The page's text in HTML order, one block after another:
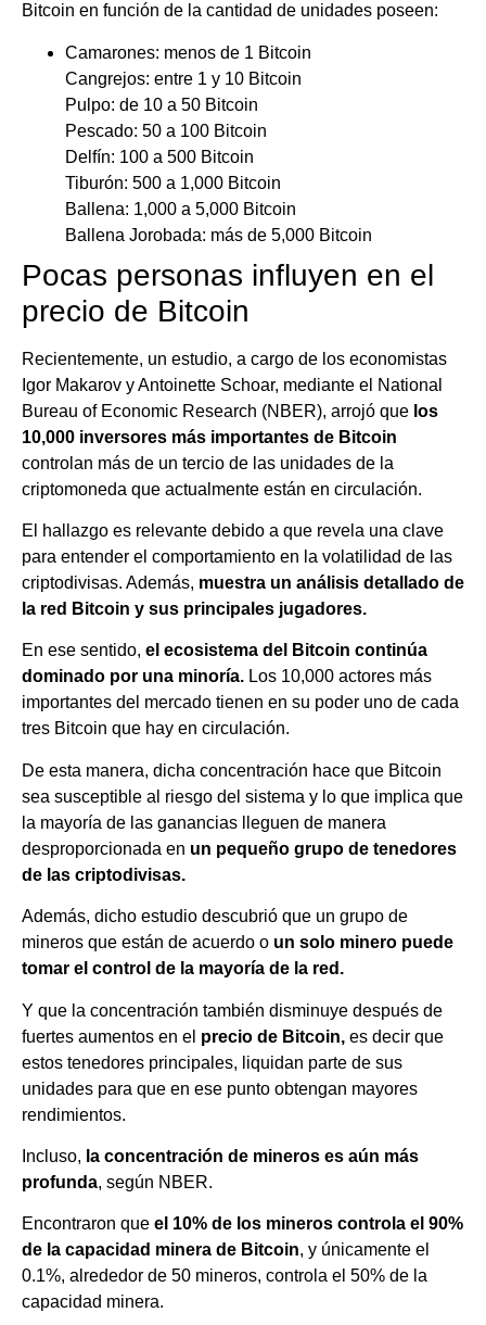
Bitcoin en función de la cantidad de unidades poseen:
Camarones: menos de 1 Bitcoin
Cangrejos: entre 1 y 10 Bitcoin
Pulpo: de 10 a 50 Bitcoin
Pescado: 50 a 100 Bitcoin
Delfín: 100 a 500 Bitcoin
Tiburón: 500 a 1,000 Bitcoin
Ballena: 1,000 a 5,000 Bitcoin
Ballena Jorobada: más de 5,000 Bitcoin
Pocas personas influyen en el
precio de Bitcoin
Recientemente, un estudio, a cargo de los economistas
Igor Makarov y Antoinette Schoar, mediante el National
Bureau of Economic Research (NBER), arrojó que los
10,000 inversores más importantes de Bitcoin
controlan más de un tercio de las unidades de la
criptomoneda que actualmente están en circulación.
El hallazgo es relevante debido a que revela una clave
para entender el comportamiento en la volatilidad de las
criptodivisas. Además, muestra un análisis detallado de
la red Bitcoin y sus principales jugadores.
En ese sentido, el ecosistema del Bitcoin continúa
dominado por una minoría. Los 10,000 actores más
importantes del mercado tienen en su poder uno de cada
tres Bitcoin que hay en circulación.
De esta manera, dicha concentración hace que Bitcoin
sea susceptible al riesgo del sistema y lo que implica que
la mayoría de las ganancias lleguen de manera
desproporcionada en un pequeño grupo de tenedores
de las criptodivisas.
Además, dicho estudio descubrió que un grupo de
mineros que están de acuerdo o un solo minero puede
tomar el control de la mayoría de la red.
Y que la concentración también disminuye después de
fuertes aumentos en el precio de Bitcoin, es decir que
estos tenedores principales, liquidan parte de sus
unidades para que en ese punto obtengan mayores
rendimientos.
Incluso, la concentración de mineros es aún más
profunda, según NBER.
Encontraron que el 10% de los mineros controla el 90%
de la capacidad minera de Bitcoin, y únicamente el
0.1%, alrededor de 50 mineros, controla el 50% de la
capacidad minera.